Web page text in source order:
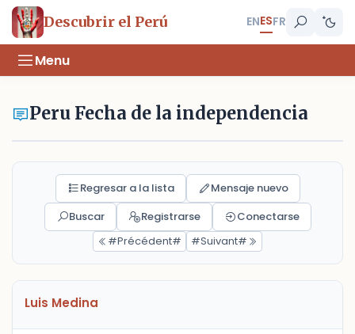
Descubrir el Perú ENESFR
Menu
Peru Fecha de la independencia
Regresar a la lista
Mensaje nuevo
Buscar
Registrarse
Conectarse
#Précédent#
#Suivant#
Luis Medina